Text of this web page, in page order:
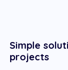
Simple
projects